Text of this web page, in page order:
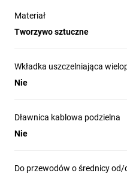
Materiał
Tworzywo sztuczne
Wkładka uszczelniająca
Nie
Dławnica kablowa podzielna
Nie
Do przewodów o średnicy